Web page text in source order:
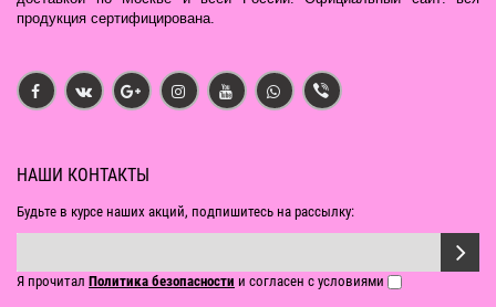
продукция сертифицирована.
НАШИ КОНТАКТЫ
Будьте в курсе наших акций, подпишитесь на рассылку:
Я прочитал Политика безопасности и согласен с условиями